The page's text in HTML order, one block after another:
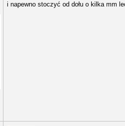
i napewno stoczyć od dołu o kilka mm